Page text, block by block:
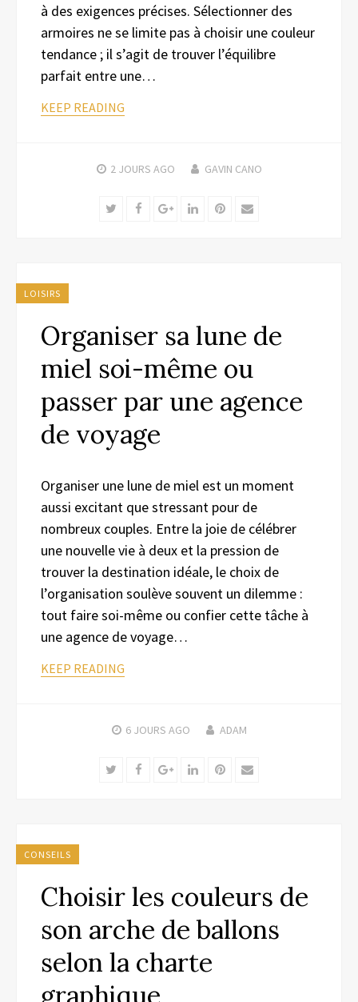
à des exigences précises. Sélectionner des
armoires ne se limite pas à choisir une couleur
tendance ; il s’agit de trouver l’équilibre
parfait entre une…
KEEP READING
2 JOURS AGO GAVIN CANO
TwitterFacebookGoogle+LinkedInPinterest
Email
LOISIRS
Organiser sa lune de
miel soi-même ou
passer par une agence
de voyage
Organiser une lune de miel est un moment
aussi excitant que stressant pour de
nombreux couples. Entre la joie de célébrer
une nouvelle vie à deux et la pression de
trouver la destination idéale, le choix de
l’organisation soulève souvent un dilemme :
tout faire soi-même ou confier cette tâche à
une agence de voyage…
KEEP READING
6 JOURS AGO ADAM
TwitterFacebookGoogle+LinkedInPinterest
Email
CONSEILS
Choisir les couleurs de
son arche de ballons
selon la charte
graphique